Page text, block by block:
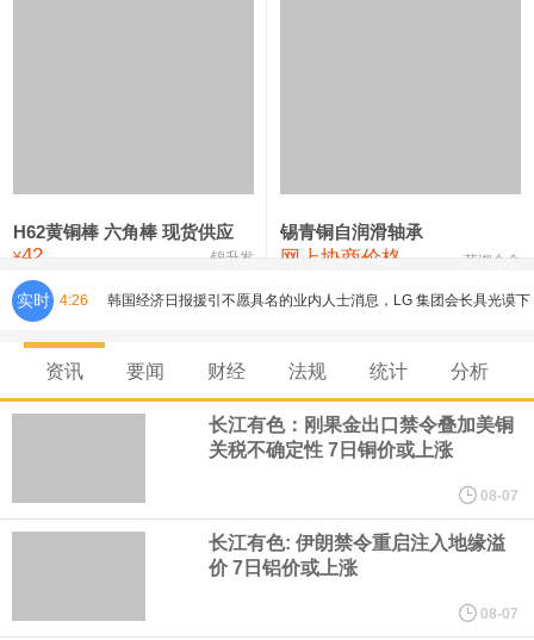
H62黄铜棒 六角棒 现货供应
¥42 锦升发
锡青铜自润滑轴承
网上协商价格 芜湖合金
实时 4:26 韩国经济日报援引不愿具名的业内人士消息，LG 集团会长具光谟下
周将在硅谷的英伟达总部与黄仁勋会面。具光谟与黄仁勋曾于 6 月
在首尔会晤，并宣布在机器人、人工智能基础设施、自动驾驶等领
于 6 月 22 日到访英伟达总部。
资讯 要闻 财经 法规 统计 分析
长江有色：刚果金出口禁令叠加美铜
关税不确定性 7日铜价或上涨
08-07
长江有色: 伊朗禁令重启注入地缘溢
价 7日铝价或上涨
08-07